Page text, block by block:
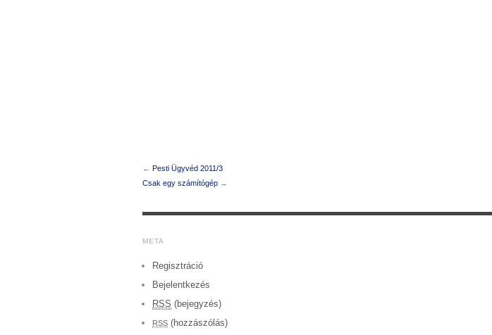
← Pesti Ügyvéd 2011/3
Csak egy számítógép →
META
Regisztráció
Bejelentkezés
RSS (bejegyzés)
RSS (hozzászólás)